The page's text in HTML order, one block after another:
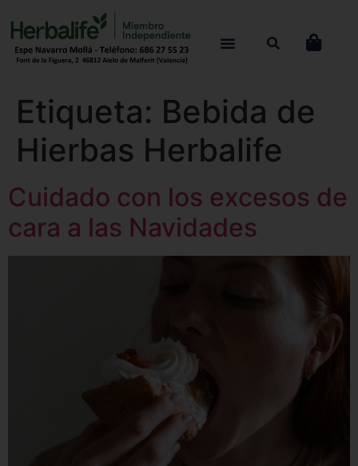
Etiqueta: Bebida de
Hierbas Herbalife
Cuidado con los excesos de
cara a las Navidades